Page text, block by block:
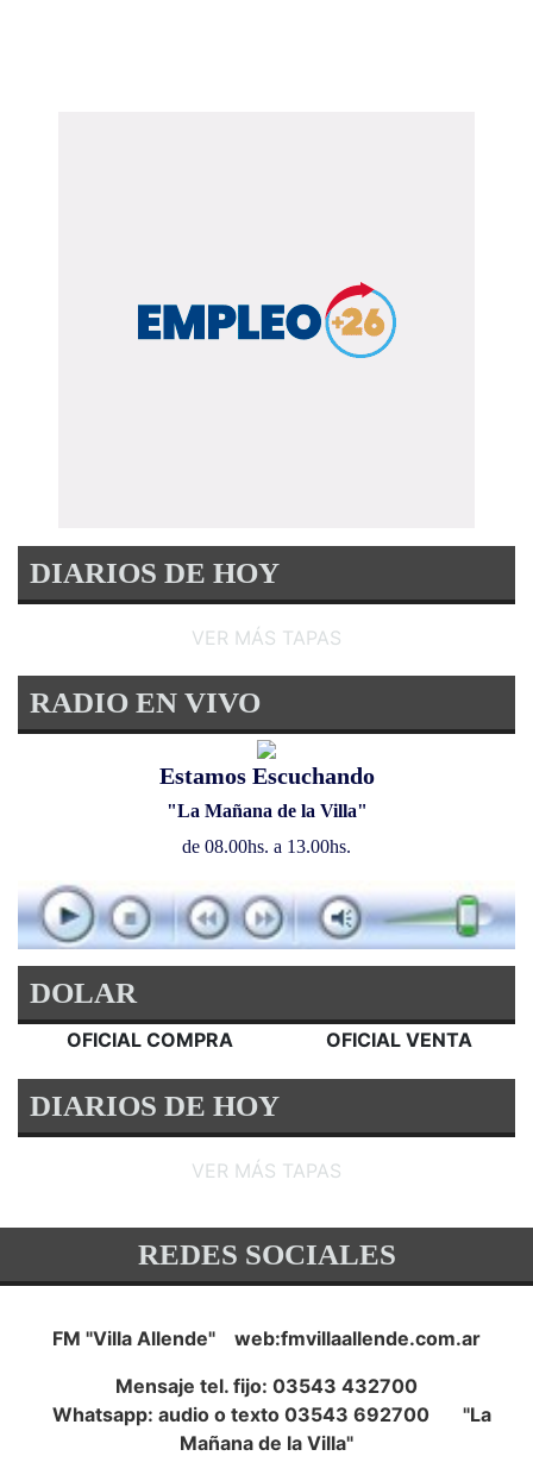
DIARIOS DE HOY
VER MÁS TAPAS
RADIO EN VIVO
Estamos Escuchando
"La Mañana de la Villa"
de 08.00hs. a 13.00hs.
DOLAR
OFICIAL COMPRA OFICIAL VENTA
DIARIOS DE HOY
VER MÁS TAPAS
REDES SOCIALES
FM "Villa Allende" web:fmvillaallende.com.ar
Mensaje tel. fijo: 03543 432700
Whatsapp: audio o texto 03543 692700 "La
Mañana de la Villa"